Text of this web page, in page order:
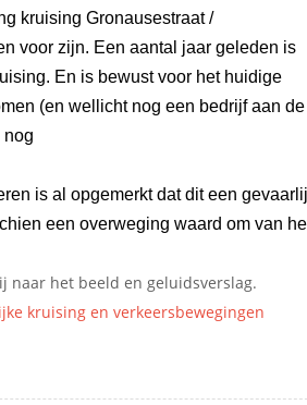
kruising Gronausestraat /
voor zijn. Een aantal jaar geleden is
En is bewust voor het huidige
(en wellicht nog een bedrijf aan de
nog
is al opgemerkt dat dit een
een overweging waard om van
naar het beeld en geluidsverslag.
kruising en verkeersbewegingen